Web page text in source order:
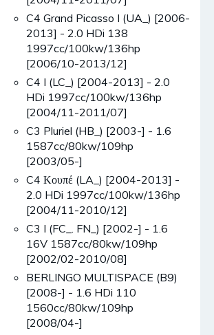
C4 Grand Picasso I (UA_) [2006-
2013] - 2.0 HDi 138
1997cc/100kw/136hp
[2006/10-2013/12]
C4 I (LC_) [2004-2013] - 2.0
HDi 1997cc/100kw/136hp
[2004/11-2011/07]
C3 Pluriel (HB_) [2003-] - 1.6
1587cc/80kw/109hp
[2003/05-]
C4 Κουπέ (LA_) [2004-2013] -
2.0 HDi 1997cc/100kw/136hp
[2004/11-2010/12]
C3 I (FC_. FN_) [2002-] - 1.6
16V 1587cc/80kw/109hp
[2002/02-2010/08]
BERLINGO MULTISPACE (B9)
[2008-] - 1.6 HDi 110
1560cc/80kw/109hp
[2008/04-]